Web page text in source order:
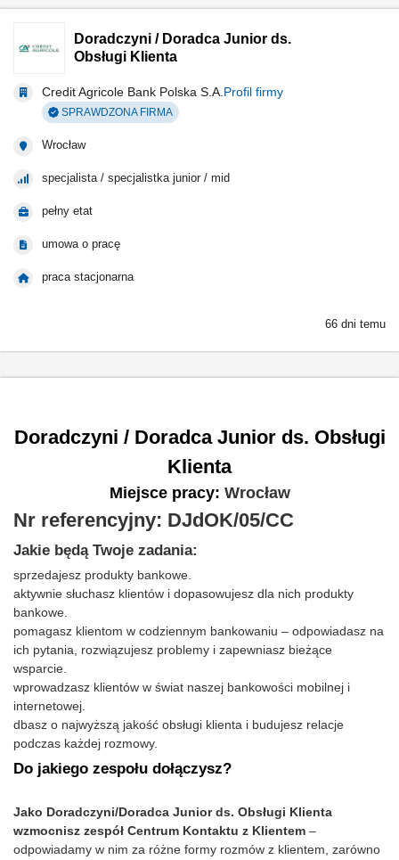
Doradczyni / Doradca Junior ds.
Obsługi Klienta
Credit Agricole Bank Polska S.A. Profil firmy
SPRAWDZONA FIRMA
Wrocław
specjalista / specjalistka junior / mid
pełny etat
umowa o pracę
praca stacjonarna
66 dni temu
Doradczyni / Doradca Junior ds. Obsługi
Klienta
Miejsce pracy: Wrocław
Nr referencyjny: DJdOK/05/CC
Jakie będą Twoje zadania:
sprzedajesz produkty bankowe.
aktywnie słuchasz klientów i dopasowujesz dla nich produkty
bankowe.
pomagasz klientom w codziennym bankowaniu – odpowiadasz na
ich pytania, rozwiązujesz problemy i zapewniasz bieżące
wsparcie.
wprowadzasz klientów w świat naszej bankowości mobilnej i
internetowej.
dbasz o najwyższą jakość obsługi klienta i budujesz relacje
podczas każdej rozmowy.
Do jakiego zespołu dołączysz?
Jako Doradczyni/Doradca Junior ds. Obsługi Klienta
wzmocnisz zespół Centrum Kontaktu z Klientem –
odpowiadamy w nim za różne formy rozmów z klientem, zarówno